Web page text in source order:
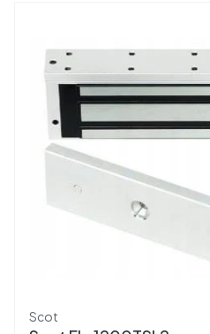
Producent
Scot